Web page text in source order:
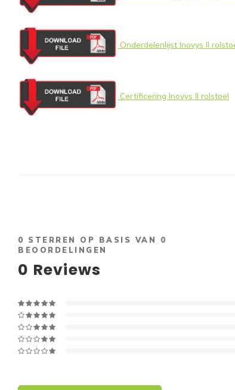
Onderdelenlijst Inovys II
Certificering Inovys II rolstoel
0 STERREN OP BASIS VAN 0
BEOORDELINGEN
0 Reviews